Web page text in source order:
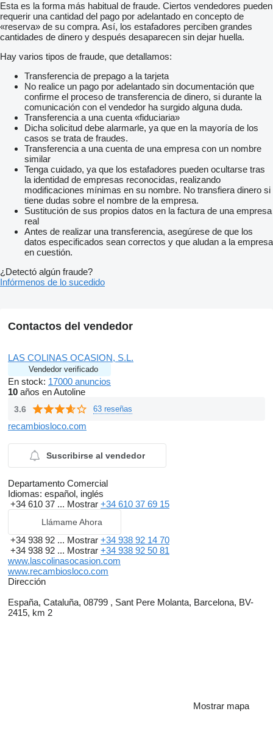
Esta es la forma más habitual de fraude. Ciertos vendedores pueden
requerir una cantidad del pago por adelantado en concepto de
«reserva» de su compra. Así, los estafadores perciben grandes
cantidades de dinero y después desaparecen sin dejar huella.
Hay varios tipos de fraude, que detallamos:
Transferencia de prepago a la tarjeta
No realice un pago por adelantado sin documentación que
confirme el proceso de transferencia de dinero, si durante la
comunicación con el vendedor ha surgido alguna duda.
Transferencia a una cuenta «fiduciaria»
Dicha solicitud debe alarmarle, ya que en la mayoría de los
casos se trata de fraudes.
Transferencia a una cuenta de una empresa con un nombre
similar
Tenga cuidado, ya que los estafadores pueden ocultarse tras
la identidad de empresas reconocidas, realizando
modificaciones mínimas en su nombre. No transfiera dinero si
tiene dudas sobre el nombre de la empresa.
Sustitución de sus propios datos en la factura de una empresa
real
Antes de realizar una transferencia, asegúrese de que los
datos especificados sean correctos y que aludan a la empresa
en cuestión.
¿Detectó algún fraude?
Infórmenos de lo sucedido
Contactos del vendedor
LAS COLINAS OCASION, S.L.
Vendedor verificado
En stock: 17000 anuncios
10 años en Autoline
3.6 63 reseñas
recambiosloco.com
Suscribirse al vendedor
Departamento Comercial
Idiomas: español, inglés
+34 610 37 ... Mostrar +34 610 37 69 15
Llámame Ahora
+34 938 92 ... Mostrar +34 938 92 14 70
+34 938 92 ... Mostrar +34 938 92 50 81
www.lascolinasocasion.com
www.recambiosloco.com
Dirección
España, Cataluña, 08799 , Sant Pere Molanta, Barcelona, BV-
2415, km 2
Mostrar mapa